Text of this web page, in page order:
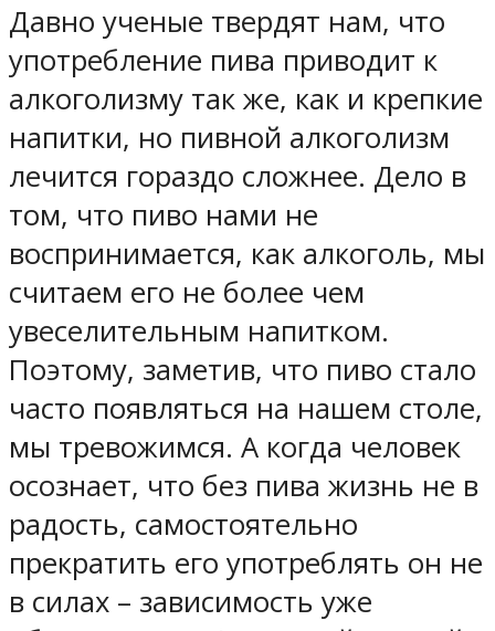
Давно ученые твердят нам, что
употребление пива приводит к
алкоголизму так же, как и крепкие
напитки, но пивной алкоголизм
лечится гораздо сложнее. Дело в
том, что пиво нами не
воспринимается, как алкоголь, мы
считаем его не более чем
увеселительным напитком.
Поэтому, заметив, что пиво стало
часто появляться на нашем столе,
мы тревожимся. А когда человек
осознает, что без пива жизнь не в
радость, самостоятельно
прекратить его употреблять он не
в силах – зависимость уже